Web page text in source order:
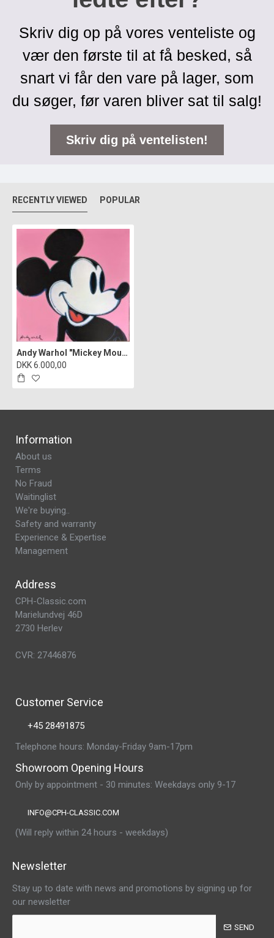
Skriv dig op på vores venteliste og
vær den første til at få besked, så
snart vi får den vare på lager, som
du søger, før varen bliver sat til salg!
Skriv dig på ventelisten!
RECENTLY VIEWED POPULAR
Andy Warhol "Mickey Mouse"
DKK 6.000,00
Information
About us
Terms
No Fraud
Waitinglist
We're buying..
Safety and warranty
Experience & Expertise
Management
Address
CPH-Classic.com
Marielundvej 46D
2730 Herlev
CVR: 27446876
Customer Service
+45 28491875
Telephone hours: Monday-Friday 9am-17pm
Showroom Opening Hours
Only by appointment - 30 minutes: Weekdays only 9-17
INFO@CPH-CLASSIC.COM
(Will reply within 24 hours - weekdays)
Newsletter
Stay up to date with news and promotions by signing up for
our newsletter
SEND